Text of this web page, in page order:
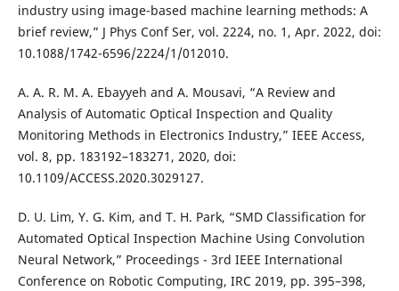
industry using image-based machine learning methods: A
brief review,” J Phys Conf Ser, vol. 2224, no. 1, Apr. 2022, doi:
10.1088/1742-6596/2224/1/012010.
A. A. R. M. A. Ebayyeh and A. Mousavi, “A Review and
Analysis of Automatic Optical Inspection and Quality
Monitoring Methods in Electronics Industry,” IEEE Access,
vol. 8, pp. 183192–183271, 2020, doi:
10.1109/ACCESS.2020.3029127.
D. U. Lim, Y. G. Kim, and T. H. Park, “SMD Classification for
Automated Optical Inspection Machine Using Convolution
Neural Network,” Proceedings - 3rd IEEE International
Conference on Robotic Computing, IRC 2019, pp. 395–398,